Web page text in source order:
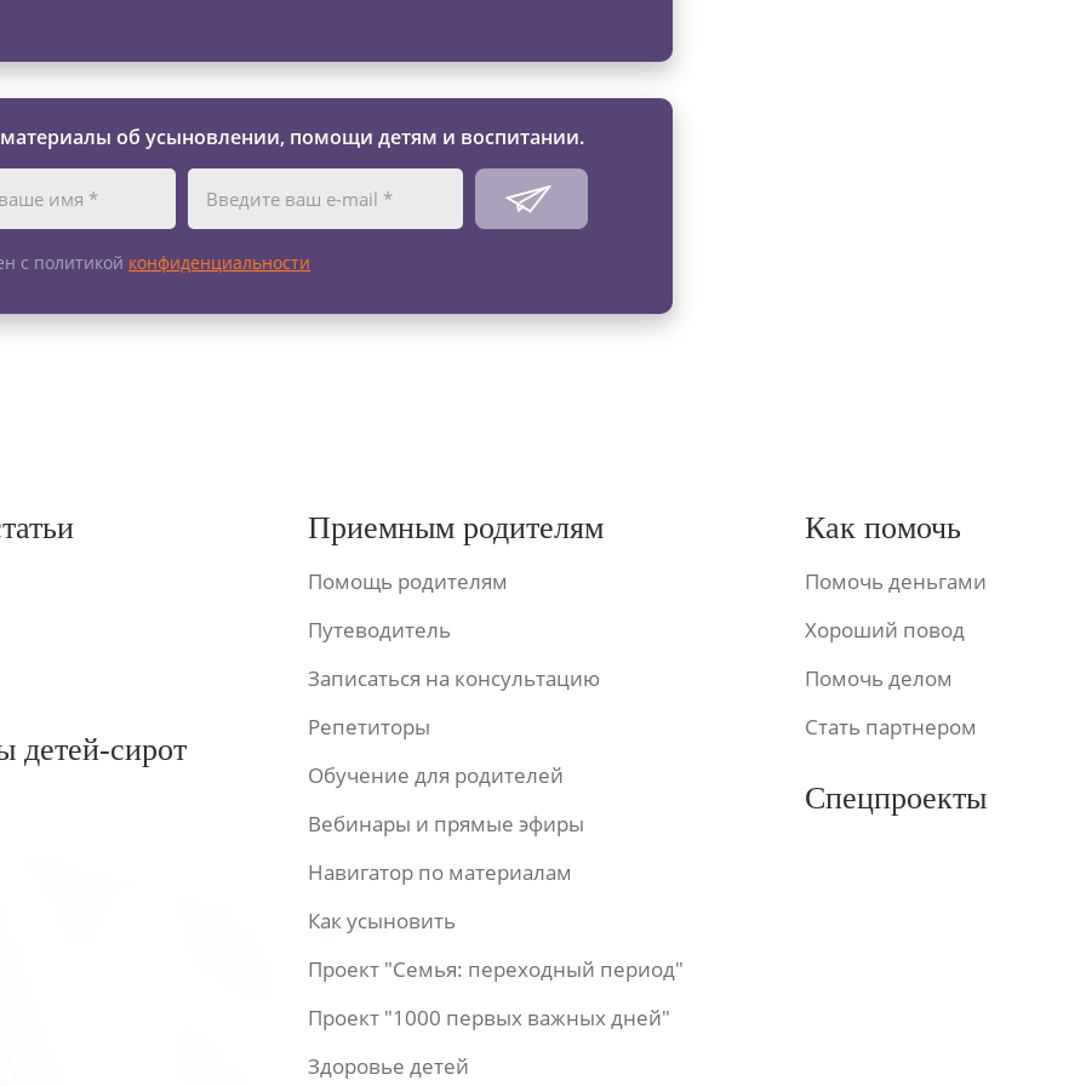
об усыновлении, помощи детям и воспитании.
с политикой конфиденциальности
детей-сирот
Приемным родителям
Помощь родителям
Путеводитель
Записаться на консультацию
Репетиторы
Обучение для родителей
Вебинары и прямые эфиры
Навигатор по материалам
Как усыновить
Проект "Семья: переходный период"
Проект "1000 первых важных дней"
Здоровье детей
Как помочь
Помочь деньгами
Хороший повод
Помочь делом
Стать партнером
Спецпроекты